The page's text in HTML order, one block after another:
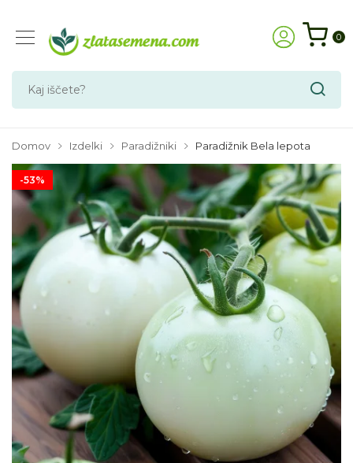
0
Domov Izdelki Paradižniki Paradižnik Bela lepota
-53%